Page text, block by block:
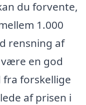
du forvente,
1.000
rensning af
en god
forskellige
af prisen i